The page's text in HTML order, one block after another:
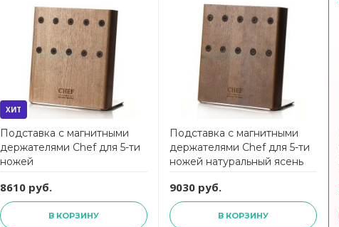
ХИТ
Подставка с магнитными
держателями Chef для 5-ти
ножей
8610 руб.
В КОРЗИНУ
Подставка с магнитными
держателями Chef для 5-ти
ножей натуральный ясень
9030 руб.
В КОРЗИНУ